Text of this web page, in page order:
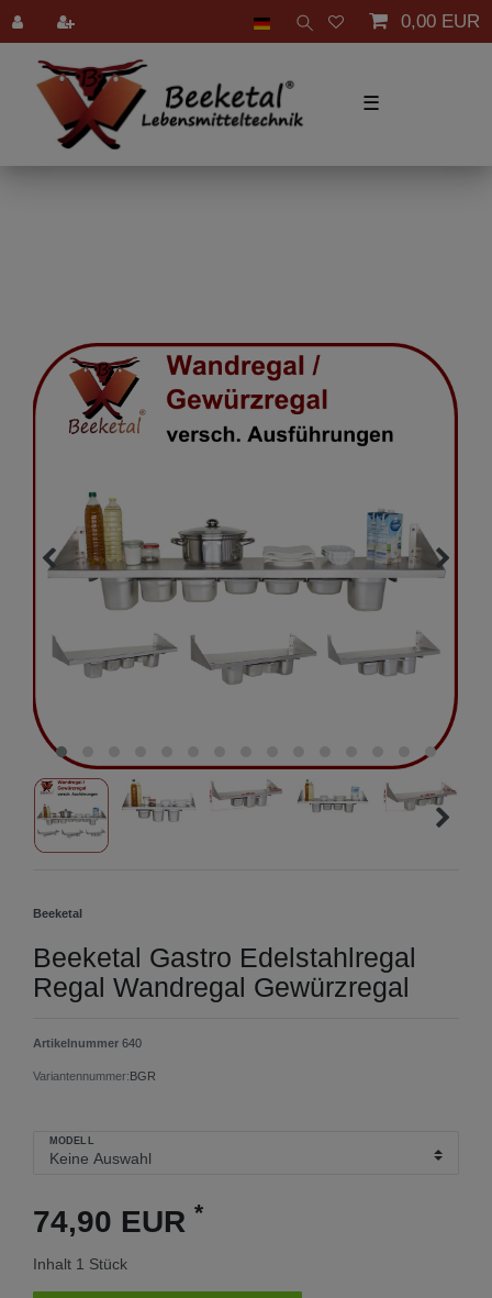
0,00 EUR
☰
Beeketal
Beeketal Gastro Edelstahlregal
Regal Wandregal Gewürzregal
Artikelnummer 640
Variantennummer:BGR
MODELL
74,90 EUR *
Inhalt 1 Stück